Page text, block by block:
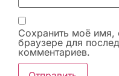
Сохранить моё имя,
браузере для
комментариев.